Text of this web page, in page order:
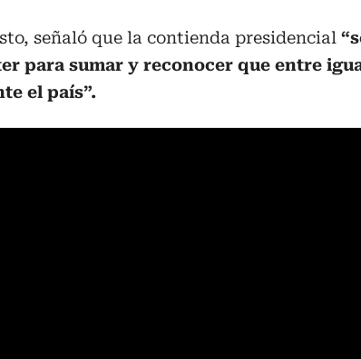
señaló que la contienda presidencial
para sumar y reconocer que entre
el país”.